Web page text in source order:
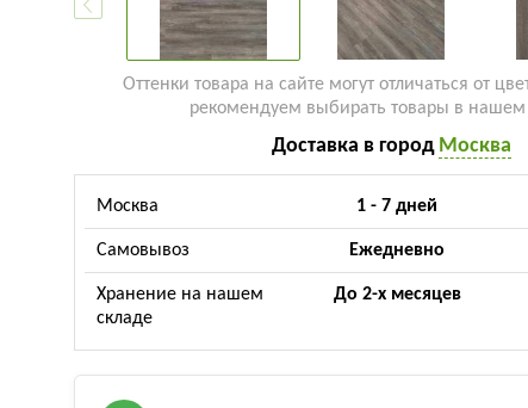
Оттенки товара на сайте могут отличаться от
рекомендуем выбирать товары в нашем
Доставка в город Москва
Москва 1 - 7 дней
Самовывоз Ежедневно
Хранение на нашем
складе
До 2-х месяцев